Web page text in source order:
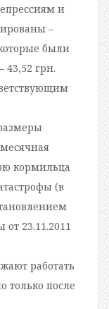
и
–
были
43,52 грн.
кормильца
(в
23.11.2011
работать
только после